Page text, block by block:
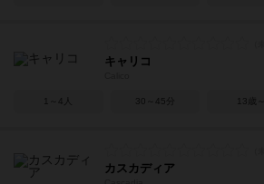
キャリコ
1～4人 30～45分 13歳～
カスカディア